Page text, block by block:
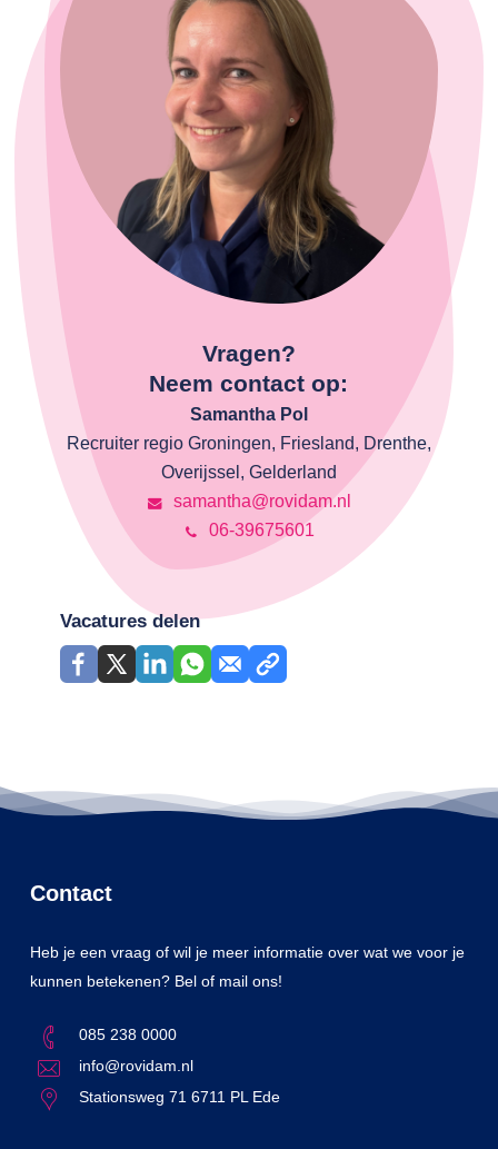
Vragen?
Neem contact op:
Samantha Pol
Recruiter regio Groningen, Friesland, Drenthe,
Overijssel, Gelderland
samantha@rovidam.nl
06-39675601
Vacatures delen
Contact
Heb je een vraag of wil je meer informatie over wat we voor je
kunnen betekenen? Bel of mail ons!
085 238 0000
info@rovidam.nl
Stationsweg 71 6711 PL Ede